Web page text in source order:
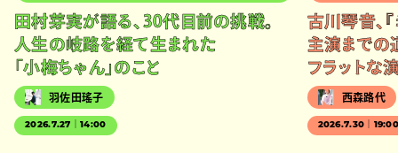
田村芽実が語る、30代目前の挑戦。
人生の岐路を経て生まれた
「小梅ちゃん」のこと
羽佐田瑤子
2026.7.27｜14:00
古川琴音、
主演までの
フラットな
西森路代
2026.7.30｜